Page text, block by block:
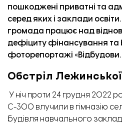
пошкоджені приватні та
серед яких і заклади
громада працює над
дефіциту фінансування та
фоторепортажі «
Обстріл Лежинської
У ніч проти 24 грудня 2022
С-300 влучили в гімназію
будівля навчального